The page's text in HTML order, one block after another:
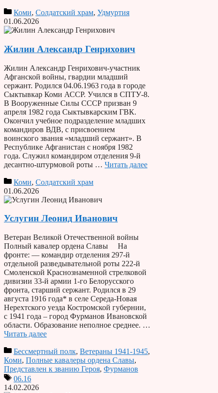
Коми, Солдатский храм, Удмуртия
01.06.2026
Жилин Александр Генрихович
Жилин Александр Генрихович-участник
Афганской войны, гвардии младший
сержант. Родился 04.06.1963 года в городе
Сыктывкар Коми АССР. Учился в СПТУ-8.
В Вооруженные Силы СССР призван 9
апреля 1982 года Сыктывкарским ГВК.
Окончил учебное подразделение младших
командиров ВДВ, с присвоением
воинского звания «младший сержант». В
Республике Афганистан с ноября 1982
года. Служил командиром отделения 9-й
десантно-штурмовой роты … Читать далее
Коми, Солдатский храм
01.06.2026
Услугин Леонид Иванович
Ветеран Великой Отечественной войны
Полный кавалер ордена Славы На
фронте: — командир отделения 297-й
отдельной разведывательной роты 222-й
Смоленской Краснознаменной стрелковой
дивизии 33-й армии 1-го Белорусского
фронта, старший сержант. Родился в 29
августа 1916 года* в селе Середа-Новая
Нерехтского уезда Костромской губернии,
с 1941 года – город Фурманов Ивановской
области. Образование неполное среднее. …
Читать далее
Бессмертный полк, Ветераны 1941-1945,
Коми, Полные кавалеры ордена Славы,
Представлен к званию Героя, Фурманов
06.16
14.02.2026